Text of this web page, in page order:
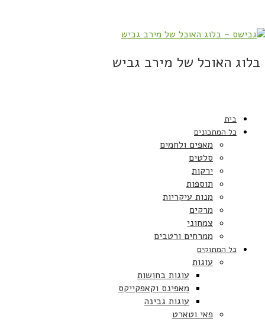
בלוג האוכל של מירב גביש
בית
כל המתכונים
מאפים ולחמים
סלטים
ירקות
תוספות
מנות עיקריות
מרקים
צמחוני
ממרחים ורטבים
כל המתוקים
עוגות
עוגות בחושות
מאפינס וקאפקייקס
עוגות גבינה
פאי וטארט